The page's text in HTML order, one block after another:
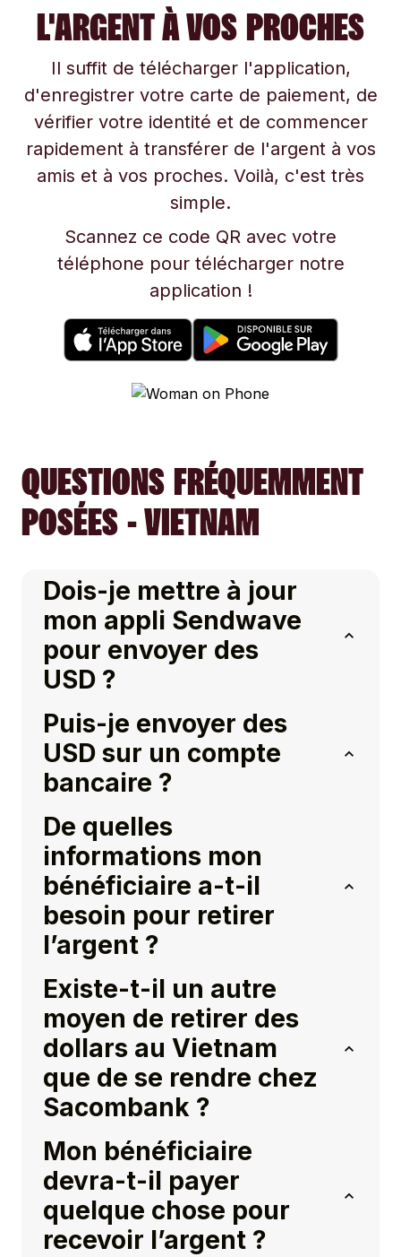
L'ARGENT À VOS PROCHES
Il suffit de télécharger l'application,
d'enregistrer votre carte de paiement, de
vérifier votre identité et de commencer
rapidement à transférer de l'argent à vos
amis et à vos proches. Voilà, c'est très
simple.
Scannez ce code QR avec votre
téléphone pour télécharger notre
application !
QUESTIONS FRÉQUEMMENT
POSÉES - VIETNAM
Dois-je mettre à jour
mon appli Sendwave
pour envoyer des
USD ?
Puis-je envoyer des
USD sur un compte
bancaire ?
De quelles
informations mon
bénéficiaire a-t-il
besoin pour retirer
l’argent ?
Existe-t-il un autre
moyen de retirer des
dollars au Vietnam
que de se rendre chez
Sacombank ?
Mon bénéficiaire
devra-t-il payer
quelque chose pour
recevoir l’argent ?